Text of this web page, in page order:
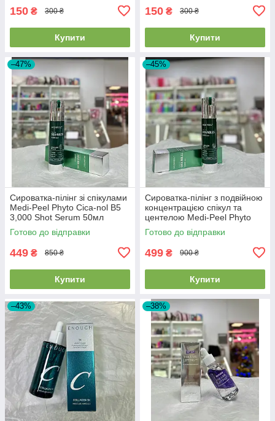
150 ₴ 300 ₴
Купити
150 ₴ 300 ₴
Купити
–47%
Сироватка-пілінг зі спікулами
Medi-Peel Phyto Cica-nol B5
3,000 Shot Serum 50мл
Готово до відправки
449 ₴ 850 ₴
Купити
–45%
Сироватка-пілінг з подвійною
концентрацією спікул та
центелою Medi-Peel Phyto
Cica-Nol B5 6000 Shot Serum
50мл
Готово до відправки
499 ₴ 900 ₴
Купити
–43% –38%